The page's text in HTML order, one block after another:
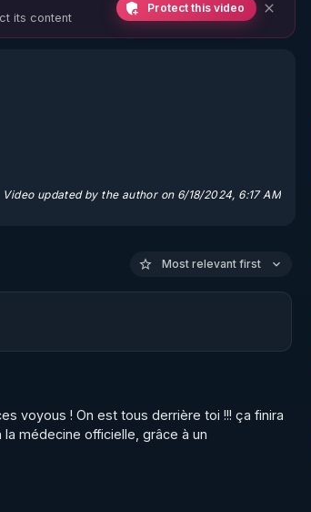
its content
Protect this video
sectaire par les organismes qui
de ces organismes de lutte contre les
des nouvelles spiritualités : Les
les-chiffres.pdf
Video updated by the author on 6/18/2024, 6:17 AM
Most relevant first
voyous ! On est tous derrière toi !!! ça finira
médecine officielle, grâce à un